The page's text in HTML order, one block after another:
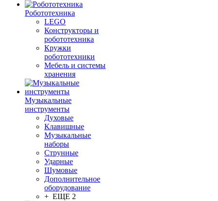
Робототехника
LEGO
Конструкторы и
робототехника
Кружки
робототехники
Мебель и системы
хранения
Музыкальные
инструменты
Духовые
Клавишные
Музыкальные
наборы
Струнные
Ударные
Шумовые
Дополнительное
оборудование
+ ЕЩЕ 2